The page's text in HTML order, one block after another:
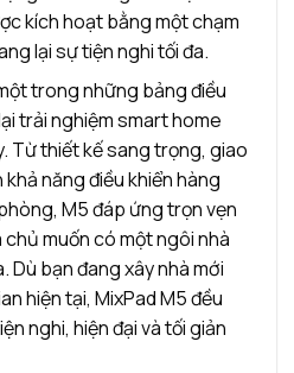
kích hoạt bằng một chạm
lại sự tiện nghi tối đa.
trong những bảng điều
trải nghiệm smart home
Từ thiết kế sang trọng, giao
năng điều khiển hàng
M5 đáp ứng trọn vẹn
muốn có một ngôi nhà
Dù bạn đang xây nhà mới
hiện tại, MixPad M5 đều
nghi, hiện đại và tối giản